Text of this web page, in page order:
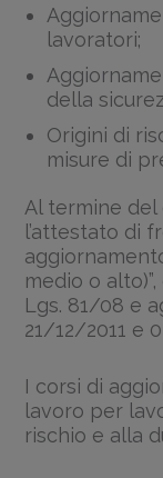
lavoratori;
della
Origini di
misure di
Al termine
l’attestato di
medio o
Lgs. 81/08 e
21/12/2011 e
I corsi di
lavoro per
rischio e alla